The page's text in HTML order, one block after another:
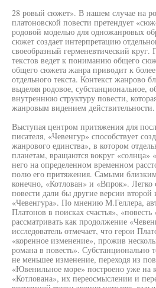
28 ровый сюжет». В нашем случае на
платоновской повести претендует
родовой моделью для одножанровых
сюжет создает интерпретацию
своеобразный герменевтический
текстов ведет к пониманию общего
общего сюжета жанра приводит к
отдельного текста. Контекст жанрово
выделяя родовое, субстанциональное,
внутреннюю структуру повести,
жанровым видением действительности.
Выступая центром притяжения для
писателя, «Чевенгур» способствует
жанрового единства», в котором
планетам, вращаются вокруг «солнца»
него на определенном временном
полю его притяжения. Самыми
конечно, «Котлован» и «Впрок». Легко
повести дали бы другие версии второй
«Чевенгура». По мнению М.Геллера,
Платонов в поисках счастья»,
рассматривать как продолжение
исследователь отмечает, что герои
«коренное изменение», прожив
романа в повесть». Субстанционально
не меньшее изменение, переходя из
«Ювенильное море» построено уже на
«Котлована», их переосмыслении и